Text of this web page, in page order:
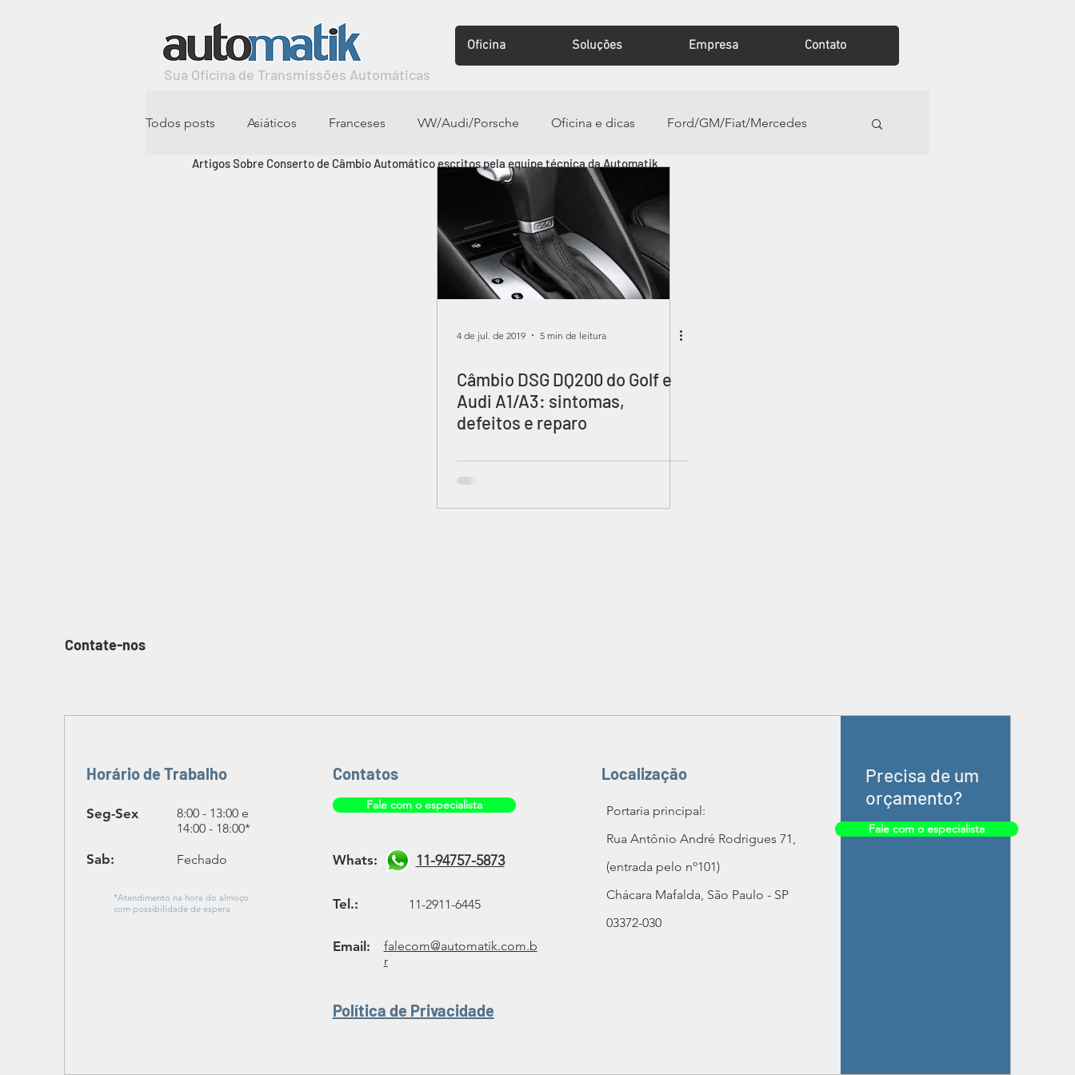
Oficina Soluções Empresa Contato
Sua Oficina de Transmissões Automáticas
Todos posts Asiáticos Franceses VW/Audi/Porsche Oficina e dicas Ford/GM/Fiat/Mercedes
4 de jul. de 2019 5 min de leitura
Câmbio DSG DQ200 do Golf e
Audi A1/A3: sintomas,
defeitos e reparo
Artigos Sobre Conserto de Câmbio Automático escritos pela equipe técnica da Automatik
Contate-nos
Horário de Trabalho
Seg-Sex
8:00 - 13:00 e
14:00 - 18:00*
Sab: Fechado
*Atendimento na hora do almoço
com possibilidade de espera
Contatos
Fale com o especialista
Whats: 11-94757-5873
Tel.: 11-2911-6445
falecom@automatik.com.b
r
Email:
Política de Privacidade
Localização
Portaria principal:
Rua Antônio André Rodrigues 71,
(entrada pelo nº101)
Chácara Mafalda, São Paulo - SP
03372-030
Precisa de um
orçamento?
Fale com o especialista